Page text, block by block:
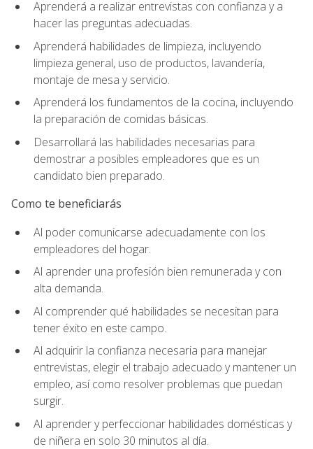
Aprenderá a realizar entrevistas con confianza y a
hacer las preguntas adecuadas.
Aprenderá habilidades de limpieza, incluyendo
limpieza general, uso de productos, lavandería,
montaje de mesa y servicio.
Aprenderá los fundamentos de la cocina, incluyendo
la preparación de comidas básicas.
Desarrollará las habilidades necesarias para
demostrar a posibles empleadores que es un
candidato bien preparado.
Como te beneficiarás
Al poder comunicarse adecuadamente con los
empleadores del hogar.
Al aprender una profesión bien remunerada y con
alta demanda.
Al comprender qué habilidades se necesitan para
tener éxito en este campo.
Al adquirir la confianza necesaria para manejar
entrevistas, elegir el trabajo adecuado y mantener un
empleo, así como resolver problemas que puedan
surgir.
Al aprender y perfeccionar habilidades domésticas y
de niñera en solo 30 minutos al día.